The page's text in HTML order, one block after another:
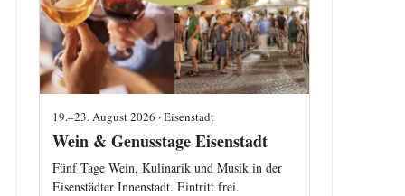
19.–23. August 2026 · Eisenstadt
Wein & Genusstage Eisenstadt
Fünf Tage Wein, Kulinarik und Musik in der
Eisenstädter Innenstadt. Eintritt frei.